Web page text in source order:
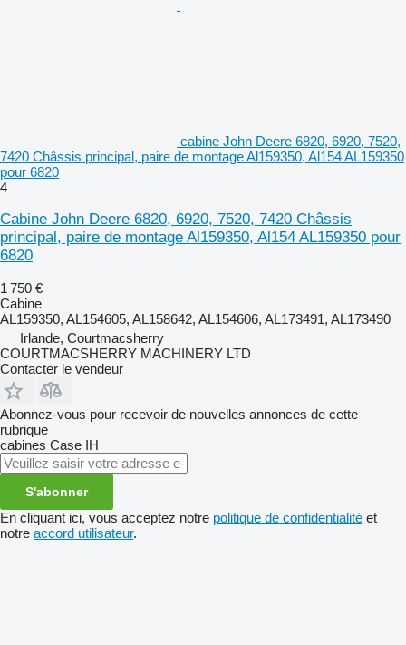
cabine John Deere 6820, 6920, 7520,
7420 Châssis principal, paire de montage Al159350, Al154 AL159350
pour 6820
4
Cabine John Deere 6820, 6920, 7520, 7420 Châssis
principal, paire de montage Al159350, Al154 AL159350 pour
6820
1 750 €
Cabine
AL159350, AL154605, AL158642, AL154606, AL173491, AL173490
Irlande, Courtmacsherry
COURTMACSHERRY MACHINERY LTD
Contacter le vendeur
Abonnez-vous pour recevoir de nouvelles annonces de cette
rubrique
cabines Case IH
S'abonner
En cliquant ici, vous acceptez notre politique de confidentialité et
notre accord utilisateur.